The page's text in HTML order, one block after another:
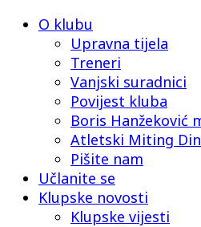
O klubu
Upravna tijela
Treneri
Vanjski suradnici
Povijest kluba
Boris Hanžeković
Atletski Miting
Pišite nam
Učlanite se
Klupske novosti
Klupske vijesti